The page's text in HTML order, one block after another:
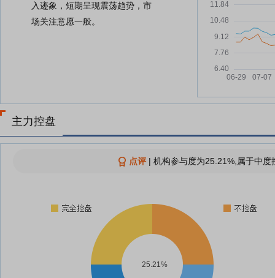
入迹象，短期呈现震荡趋势，市
场关注意愿一般。
主力控盘
点评| 机构参与度为25.21%,属于中
25.21%